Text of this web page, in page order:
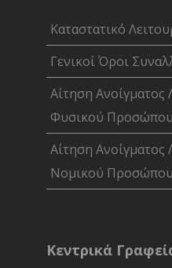
Καταστατικό
Γενικοί Όροι
Αίτηση
Φυσικού Προσώπου
Αίτηση
Νομικού Προσώπου
Κεντρικά